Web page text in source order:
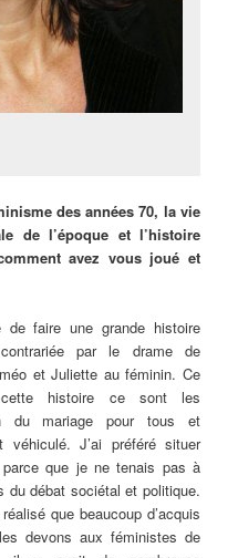
des années 70, la vie
de l’époque et l’histoire
avez vous joué et
de faire une grande histoire
par le drame de
et Juliette au féminin. Ce
histoire ce sont les
du mariage pour tous et
véhiculé. J’ai préféré situer
que je ne tenais pas à
du débat sociétal et politique.
que beaucoup d’acquis
devons aux féministes de